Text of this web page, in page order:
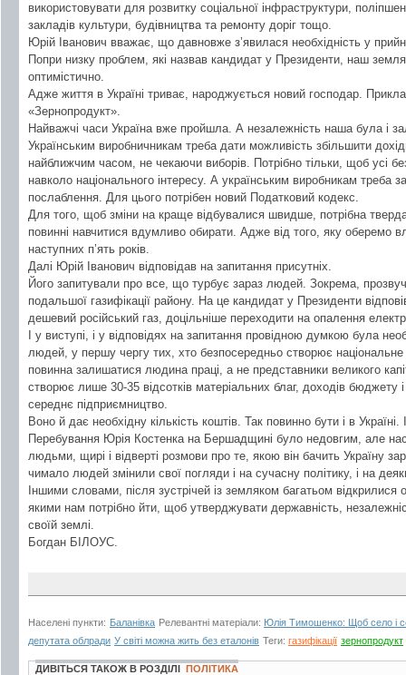
використовувати для розвитку соціальної інфраструктури,
закладів культури, будівництва та ремонту доріг тощо.
Юрій Іванович вважає, що давновже з’явилася необхідність у
Попри низку проблем, які назвав кандидат у Президенти, наш
оптимістично.
Адже життя в Україні триває, народжується новий господар.
«Зернопродукт».
Найважчі часи Україна вже пройшла. А незалежність наша була і
Українським виробничникам треба дати можливість збільшити
найближчим часом, не чекаючи виборів. Потрібно тільки, щоб усі
навколо національного інтересу. А українським виробникам треба
послаблення. Для цього потрібен новий Податковий кодекс.
Для того, щоб зміни на краще відбувалися швидше, потрібна
повинні навчитися вдумливо обирати. Адже від того, яку оберемо
наступних п’ять років.
Далі Юрій Іванович відповідав на запитання присутніх.
Його запитували про все, що турбує зараз людей. Зокрема,
подальшої газифікації району. На це кандидат у Президенти
дешевий російський газ, доцільніше переходити на опалення
І у виступі, і у відповідях на запитання провідною думкою була
людей, у першу чергу тих, хто безпосередньо створює національне
повинна залишатися людина праці, а не представники великого
створює лише 30-35 відсотків матеріальних благ, доходів бюджету
середнє підприємництво.
Воно й дає необхідну кількість коштів. Так повинно бути і в
Перебування Юрія Костенка на Бершадщині було недовгим, але
людьми, щирі і відверті розмови про те, якою він бачить Україну
чимало людей змінили свої погляди і на сучасну політику, і на
Іншими словами, після зустрічей із земляком багатьом відкрилися
якими нам потрібно йти, щоб утверджувати державність,
своїй землі.
Богдан БІЛОУС.
Населені пункти: Баланівка Релевантні матеріали: Юлія Тимошенко: Щоб село і
депутата облради У світі можна жить без еталонів Теги: газифікації зернопродукт
ДИВІТЬСЯ ТАКОЖ В РОЗДІЛІ ПОЛІТИКА